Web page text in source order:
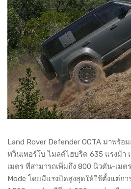
Land Rover Defender OCTA มาพร้อ
ทวินเทอร์โบ ไมลด์ไฮบริด 635 แรงม้า
เมตร ที่สามารถเพิ่มถึง 800 นิวตัน-เมต
Mode โดยมีแรงบิดสูงสุดให้ใช้ตั้งแต่กา